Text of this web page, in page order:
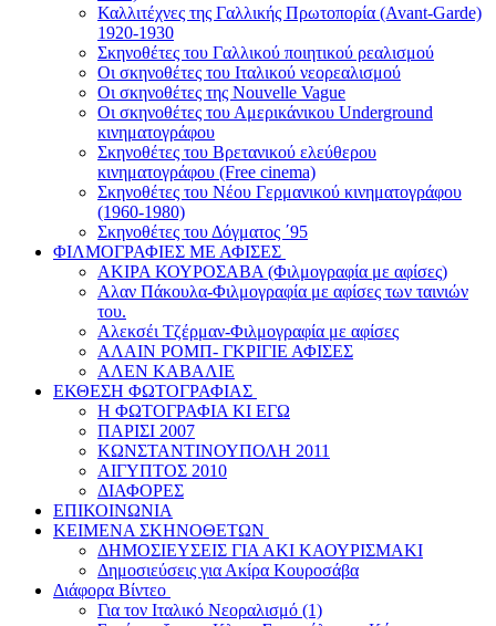
Καλλιτέχνες της Γαλλικής Πρωτοπορία (Avant-Garde)
1920-1930
Σκηνοθέτες του Γαλλικού ποιητικού ρεαλισμού
Οι σκηνοθέτες του Ιταλικού νεορεαλισμού
Οι σκηνοθέτες της Nouvelle Vague
Οι σκηνοθέτες του Αμερικάνικου Underground
κινηματογράφου
Σκηνοθέτες του Βρετανικού ελεύθερου
κινηματογράφου (Free cinema)
Σκηνοθέτες του Νέου Γερμανικού κινηματογράφου
(1960-1980)
Σκηνοθέτες του Δόγματος ΄95
ΦΙΛΜΟΓΡΑΦΙΕΣ ΜΕ ΑΦΙΣΕΣ
ΑΚΙΡΑ ΚΟΥΡΟΣΑΒΑ (Φιλμογραφία με αφίσες)
Αλαν Πάκουλα-Φιλμογραφία με αφίσες των ταινιών
του.
Αλεκσέι Τζέρμαν-Φιλμογραφία με αφίσες
ΑΛΑΙΝ ΡΟΜΠ- ΓΚΡΙΓΙΕ ΑΦΙΣΕΣ
ΑΛΕΝ ΚΑΒΑΛΙΕ
ΕΚΘΕΣΗ ΦΩΤΟΓΡΑΦΙΑΣ
Η ΦΩΤΟΓΡΑΦΙΑ ΚΙ ΕΓΩ
ΠΑΡΙΣΙ 2007
ΚΩΝΣΤΑΝΤΙΝΟΥΠΟΛΗ 2011
ΑΙΓΥΠΤΟΣ 2010
ΔΙΑΦΟΡΕΣ
ΕΠΙΚΟΙΝΩΝΙΑ
ΚΕΙΜΕΝΑ ΣΚΗΝΟΘΕΤΩΝ
ΔΗΜΟΣΙΕΥΣΕΙΣ ΓΙΑ ΑΚΙ ΚΑΟΥΡΙΣΜΑΚΙ
Δημοσιεύσεις για Ακίρα Κουροσάβα
Διάφορα Βίντεο
Για τον Ιταλικό Νεοραλισμό (1)